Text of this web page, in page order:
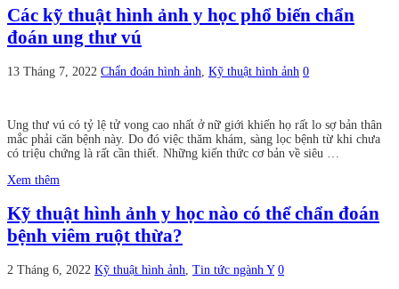
Các kỹ thuật hình ảnh y học phổ biến chẩn
đoán ung thư vú
13 Tháng 7, 2022 Chẩn đoán hình ảnh Kỹ thuật hình ảnh 0
Ung thư vú có tỷ lệ tử vong cao nhất ở nữ giới khiến họ rất lo sợ bản thân
mắc phải căn bệnh này. Do đó việc thăm khám, sàng lọc bệnh từ khi chưa
có triệu chứng là rất cần thiết. Những kiến thức cơ bản về siêu …
Xem thêm
Kỹ thuật hình ảnh y học nào có thể chẩn đoán
bệnh viêm ruột thừa?
2 Tháng 6, 2022 Kỹ thuật hình ảnh Tin tức ngành Y 0